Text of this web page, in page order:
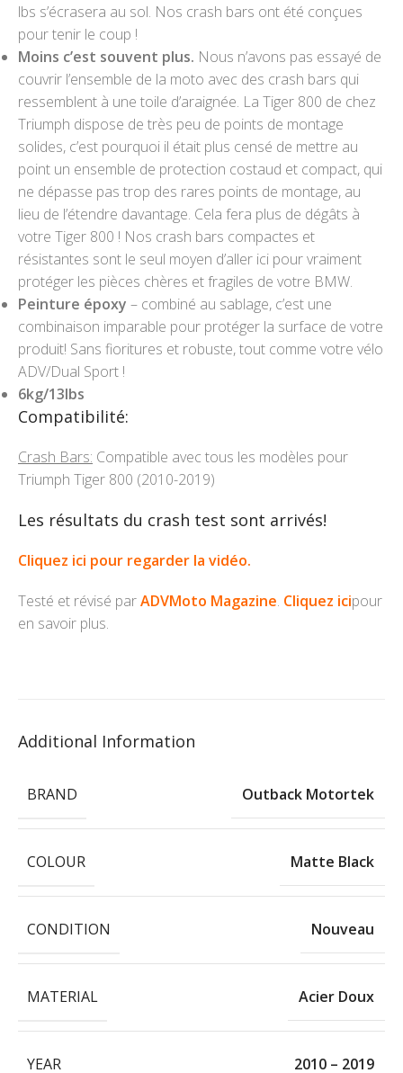
lbs s’écrasera au sol. Nos crash bars ont été conçues
pour tenir le coup !
Moins c’est souvent plus. Nous n’avons pas essayé de
couvrir l’ensemble de la moto avec des crash bars qui
ressemblent à une toile d’araignée. La Tiger 800 de chez
Triumph dispose de très peu de points de montage
solides, c’est pourquoi il était plus censé de mettre au
point un ensemble de protection costaud et compact, qui
ne dépasse pas trop des rares points de montage, au
lieu de l’étendre davantage. Cela fera plus de dégâts à
votre Tiger 800 ! Nos crash bars compactes et
résistantes sont le seul moyen d’aller ici pour vraiment
protéger les pièces chères et fragiles de votre BMW.
Peinture époxy – combiné au sablage, c’est une
combinaison imparable pour protéger la surface de votre
produit! Sans fioritures et robuste, tout comme votre vélo
ADV/Dual Sport !
6kg/13lbs
Compatibilité:
Crash Bars: Compatible avec tous les modèles pour
Triumph Tiger 800 (2010-2019)
Les résultats du crash test sont arrivés!
Cliquez ici pour regarder la vidéo.
Testé et révisé parADVMoto Magazine. Cliquez icipour
en savoir plus.
Additional Information
BRAND Outback Motortek
COLOUR Matte Black
CONDITION Nouveau
MATERIAL Acier Doux
YEAR 2010 – 2019